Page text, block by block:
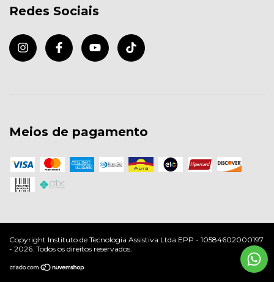
Redes Sociais
Meios de pagamento
Copyright Instituto de Tecnologia Assistiva Ltda EPP - 10584602000197
- 2026. Todos os direitos reservados.